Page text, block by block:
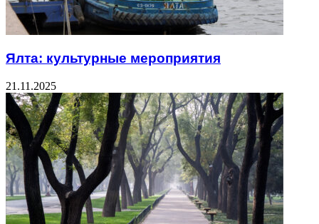
Ялта: культурные мероприятия
21.11.2025